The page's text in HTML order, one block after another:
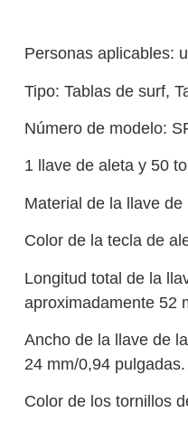
Personas aplicables:
Tipo: Tablas de surf,
Número de modelo:
1 llave de aleta y 50
Material de la llave
Color de la tecla de
Longitud total de la
aproximadamente 52
Ancho de la llave de
24 mm/0,94 pulgadas.
Color de los tornillos